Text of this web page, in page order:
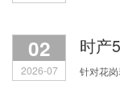
02
2026-07
时产